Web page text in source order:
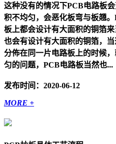
这种没有的情况下PCB电路板
积不均匀，会恶化板弯与板翘
板上都会设计有大面积的铜箔
也会有设计有大面积的铜箔，
分佈在同一片电路板上的时候
匀的问题，PCB电路板当然也...
发布时间：2020-06-12
MORE +